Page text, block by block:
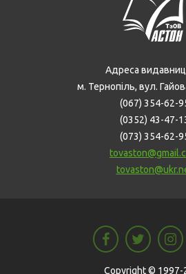
Адреса
м. Тернопіль, вул.
(067) 354-62-
(0352) 43-47-
(073) 354-62-
Copyright © 1997-